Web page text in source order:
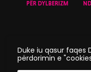
PËR DYLBERIZM
Duke iu qasur faqes
përdorimin e